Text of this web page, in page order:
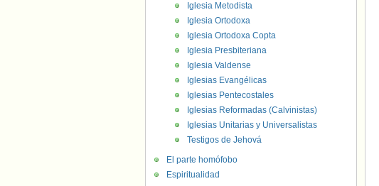
Iglesia Metodista
Iglesia Ortodoxa
Iglesia Ortodoxa Copta
Iglesia Presbiteriana
Iglesia Valdense
Iglesias Evangélicas
Iglesias Pentecostales
Iglesias Reformadas (Calvinistas)
Iglesias Unitarias y Universalistas
Testigos de Jehová
El parte homófobo
Espiritualidad